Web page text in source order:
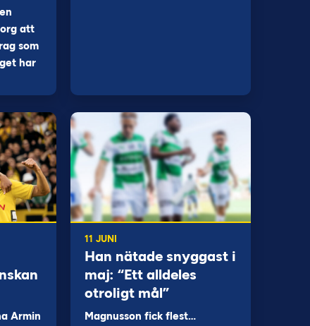
att
som
har
Armin
11 JUNI
Han nätade snyggast i
maj: “Ett alldeles
otroligt mål”
Magnusson fick flest…